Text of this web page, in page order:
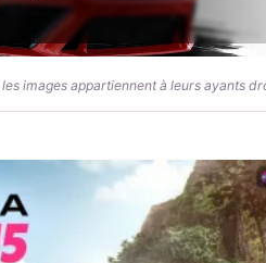
les images appartiennent à leurs ayants